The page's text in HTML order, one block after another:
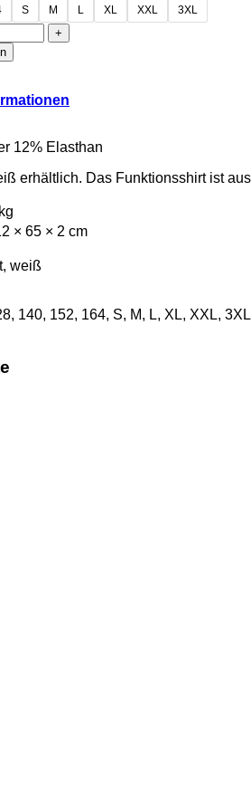
S M L XL XXL 3XL
12% Elasthan
erhältlich. Das Funktionsshirt ist
× 65 × 2 cm
weiß
140, 152, 164, S, M, L, XL, XXL, 3XL